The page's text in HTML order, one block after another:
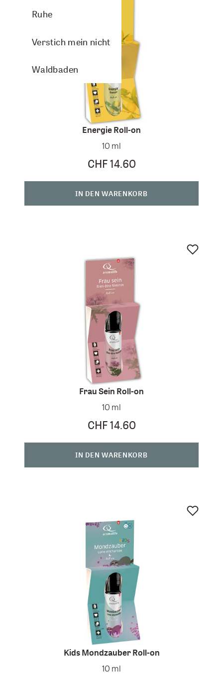
Ruhe
Verstich mein nicht
Waldbaden
Energie Roll-on
10 ml
CHF 14.60
IN DEN WARENKORB
Frau Sein Roll-on
10 ml
CHF 14.60
IN DEN WARENKORB
Kids Mondzauber Roll-on
10 ml